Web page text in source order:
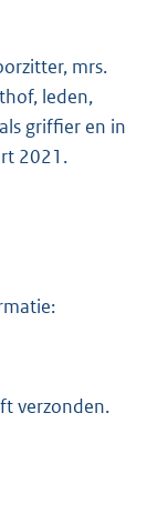
mrs.
leden,
griffier en in
2021.
verzonden.